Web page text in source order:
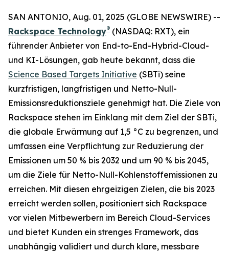
SAN ANTONIO, Aug. 01, 2025 (GLOBE NEWSWIRE) --
Rackspace Technology® (NASDAQ: RXT), ein
führender Anbieter von End-to-End-Hybrid-Cloud-
und KI-Lösungen, gab heute bekannt, dass die
Science Based Targets Initiative (SBTi) seine
kurzfristigen, langfristigen und Netto-Null-
Emissionsreduktionsziele genehmigt hat. Die Ziele von
Rackspace stehen im Einklang mit dem Ziel der SBTi,
die globale Erwärmung auf 1,5 °C zu begrenzen, und
umfassen eine Verpflichtung zur Reduzierung der
Emissionen um 50 % bis 2032 und um 90 % bis 2045,
um die Ziele für Netto-Null-Kohlenstoffemissionen zu
erreichen. Mit diesen ehrgeizigen Zielen, die bis 2023
erreicht werden sollen, positioniert sich Rackspace
vor vielen Mitbewerbern im Bereich Cloud-Services
und bietet Kunden ein strenges Framework, das
unabhängig validiert und durch klare, messbare